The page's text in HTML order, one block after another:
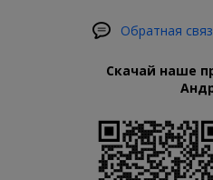
Обратная
Скачай наше